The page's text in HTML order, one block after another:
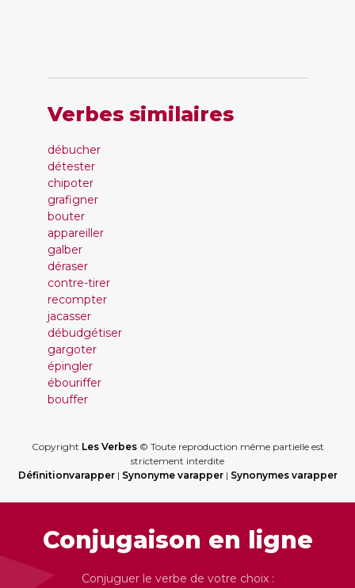
Verbes similaires
débucher
détester
chipoter
grafigner
bouter
appareiller
galber
déraser
contre-tirer
recompter
jacasser
débudgétiser
gargoter
épingler
ébouriffer
bouffer
Copyright Les Verbes© Toute reproduction même partielle est
strictement interdite
Définitionvarapper| Synonyme varapper| Synonymes varapper
Conjugaison en ligne
Conjuguer le verbe de votre choix :